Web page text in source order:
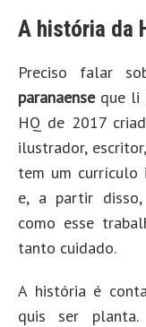
A história da
Preciso falar
paranaenseque li
HQ de 2017
ilustrador,
tem um currículo
e, a partir
como esse
tanto cuidado.
A história é
quis ser